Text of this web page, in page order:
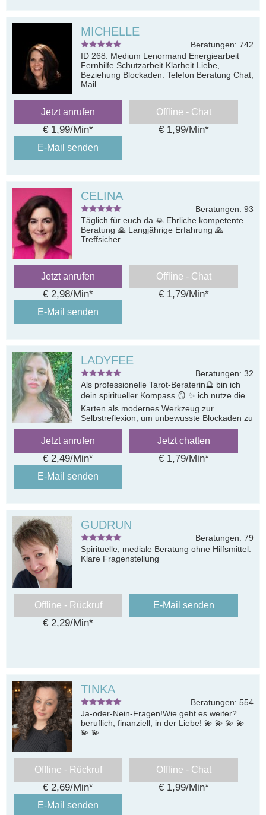
MICHELLE
Beratungen: 742
ID 268. Medium Lenormand Energiearbeit
Fernhilfe Schutzarbeit Klarheit Liebe,
Beziehung Blockaden. Telefon Beratung Chat,
Mail
Jetzt anrufen
€ 1,99/Min*
Offline - Chat
€ 1,99/Min*
E-Mail senden
CELINA
Beratungen: 93
Täglich für euch da 🙏 Ehrliche kompetente
Beratung 🙏 Langjährige Erfahrung 🙏
Treffsicher
Jetzt anrufen
€ 2,98/Min*
Offline - Chat
€ 1,79/Min*
E-Mail senden
LADYFEE
Beratungen: 32
Als professionelle Tarot-Beraterin🔮 bin ich
dein spiritueller Kompass 🪞 ✨ ich nutze die
Karten als modernes Werkzeug zur
Selbstreflexion, um unbewusste Blockaden zu
lösen und dir zu helfen
Jetzt anrufen
€ 2,49/Min*
Jetzt chatten
€ 1,79/Min*
E-Mail senden
GUDRUN
Beratungen: 79
Spirituelle, mediale Beratung ohne Hilfsmittel.
Klare Fragenstellung
Offline - Rückruf
€ 2,29/Min*
E-Mail senden
TINKA
Beratungen: 554
Ja-oder-Nein-Fragen!Wie geht es weiter?
beruflich, finanziell, in der Liebe! 💫 💫 💫 💫
💫 💫
Offline - Rückruf
€ 2,69/Min*
Offline - Chat
€ 1,99/Min*
E-Mail senden